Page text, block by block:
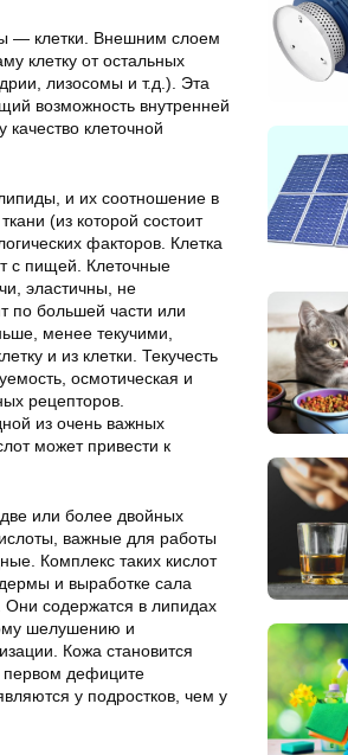
— клетки. Внешним слоем
клетку от остальных
лизосомы и т.д.). Эта
возможность внутренней
клеточной
и их соотношение в
(из которой состоит
факторов. Клетка
с пищей. Клеточные
эластичны, не
по большей части или
менее текучими,
и из клетки. Текучесть
осмотическая и
рецепторов.
из очень важных
может привести к
или более двойных
важные для работы
Комплекс таких кислот
и выработке сала
Они содержатся в липидах
шелушению и
Кожа становится
первом дефиците
у подростков, чем у